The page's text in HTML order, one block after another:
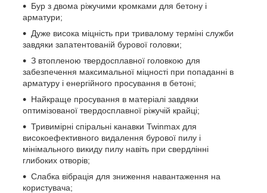
Бур з двома ріжучими кромками для бетону і
арматури;
Дуже висока міцність при тривалому терміні служби
завдяки запатентованій бурової головки;
З втопленою твердосплавної головкою для
забезпечення максимальної міцності при попаданні в
арматуру і енергійного просування в бетоні;
Найкраще просування в матеріалі завдяки
оптимізованої твердосплавної ріжучій крайці;
Тривимірні спіральні канавки Twinmax для
високоефективного видалення бурової пилу і
мінімального викиду пилу навіть при свердлінні
глибоких отворів;
Слабка вібрація для зниження навантаження на
користувача;